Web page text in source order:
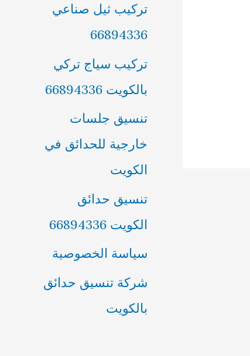
تركيب ثيل صناعي
66894336
تركيب سياج تركي
بالكويت 66894336
تنسيق جلسات
خارجية للحدائق في
الكويت
تنسيق حدائق
الكويت 66894336
سياسة الخصوصية
شركة تنسيق حدائق
بالكويت